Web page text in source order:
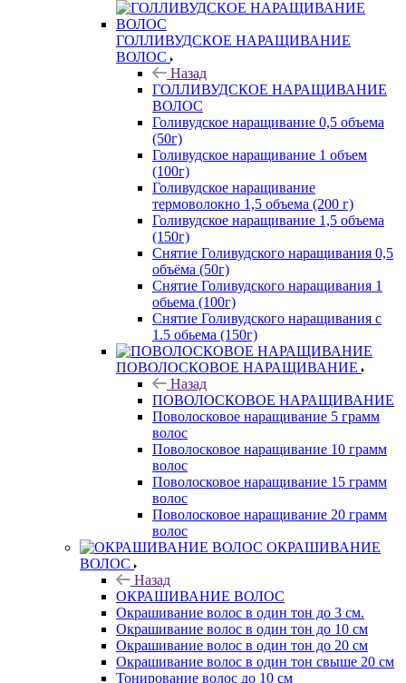
ГОЛЛИВУДСКОЕ НАРАЩИВАНИЕ
ВОЛОС
Назад
ГОЛЛИВУДСКОЕ НАРАЩИВАНИЕ
ВОЛОС
Голивудское наращивание 0,5 объема
(50г)
Голивудское наращивание 1 объем
(100г)
Голивудское наращивание
термоволокно 1,5 объема (200 г)
Голивудское наращивание 1,5 объема
(150г)
Снятие Голивудского наращивания 0,5
объёма (50г)
Снятие Голивудского наращивания 1
обьема (100г)
Снятие Голивудского наращивания с
1.5 обьема (150г)
ПОВОЛОСКОВОЕ НАРАЩИВАНИЕ
Назад
ПОВОЛОСКОВОЕ НАРАЩИВАНИЕ
Поволосковое наращивание 5 грамм
волос
Поволосковое наращивание 10 грамм
волос
Поволосковое наращивание 15 грамм
волос
Поволосковое наращивание 20 грамм
волос
ОКРАШИВАНИЕ
ВОЛОС
Назад
ОКРАШИВАНИЕ ВОЛОС
Окрашивание волос в один тон до 3 см.
Окрашивание волос в один тон до 10 см
Окрашивание волос в один тон до 20 см
Окрашивание волос в один тон свыше 20 см
Тонирование волос до 10 см